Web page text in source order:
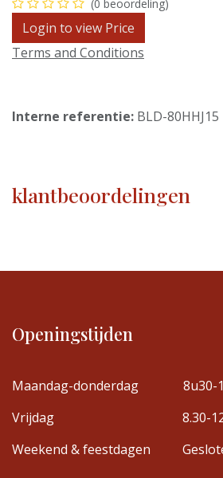
(0 beoordeling)
Login to view Price
Terms and Conditions
Interne referentie: BLD-80HHJ15
klantbeoordelingen
Openingstijden
Maandag-donderdag
8u30-
Vrijdag
8.30-
Weekend & feestdagen